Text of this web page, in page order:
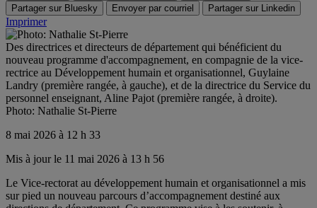
Partager sur Bluesky
Envoyer par courriel Partager sur Linkedin
Imprimer
Des directrices et directeurs de département qui bénéficient du
nouveau programme d'accompagnement, en compagnie de la vice-
rectrice au Développement humain et organisationnel, Guylaine
Landry (première rangée, à gauche), et de la directrice du Service du
personnel enseignant, Aline Pajot (première rangée, à droite).
Photo: Nathalie St-Pierre
8 mai 2026 à 12 h 33
Mis à jour le 11 mai 2026 à 13 h 56
Le Vice-rectorat au développement humain et organisationnel a mis
sur pied un nouveau parcours d’accompagnement destiné aux